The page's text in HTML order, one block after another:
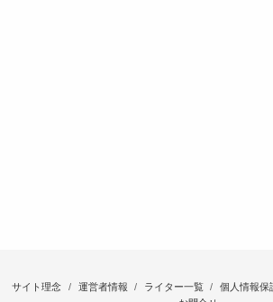
サイト理念 運営者情報 ライター一覧 個人情報保